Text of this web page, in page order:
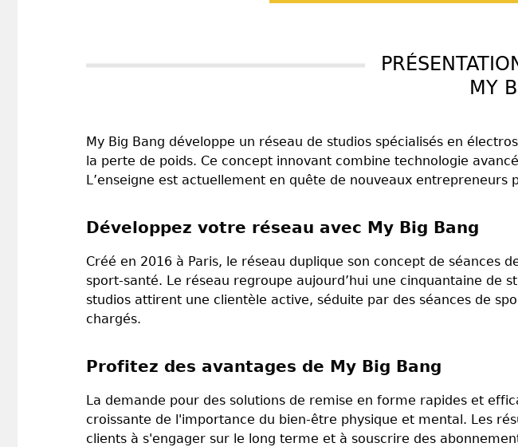
MY
My Big Bang développe un réseau de studios spécialisés en
la perte de poids. Ce concept innovant combine technologie
L’enseigne est actuellement en quête de nouveaux
Développez votre réseau avec My Big Bang
Créé en 2016 à Paris, le réseau duplique son concept de séances
sport-santé. Le réseau regroupe aujourd’hui une cinquantaine de
studios attirent une clientèle active, séduite par des séances de
chargés.
Profitez des avantages de My Big Bang
La demande pour des solutions de remise en forme rapides et
croissante de l'importance du bien-être physique et mental. Les
clients à s'engager sur le long terme et à souscrire des